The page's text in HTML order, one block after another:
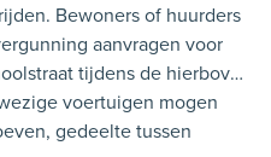
Bewoners of huurders
aanvragen voor
tijdens de hierboven
voertuigen mogen
gedeelte tussen